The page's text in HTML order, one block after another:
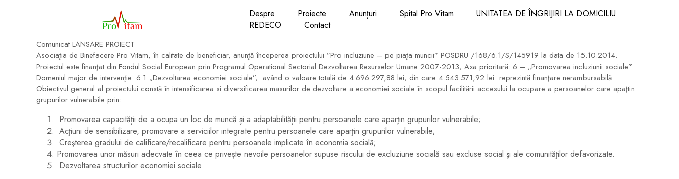
Despre Proiecte Anunțuri Spital Pro Vitam
UNITATEA DE ÎNGRIJIRI LA DOMICILIU
REDECO
Contact
Comunicat LANSARE PROIECT
Asociaţia de Binefacere Pro Vitam, în calitate de beneficiar, anunţă începerea proiectului ”Pro incluziune – pe piaţa muncii” POSDRU /168/6.1/S/145919 la data de 15.10.2014.
Proiectul este finanţat din Fondul Social European prin Programul Operational Sectorial Dezvoltarea Resurselor Umane 2007-2013, Axa prioritară: 6 – „Promovarea incluziunii sociale”
Domeniul major de intervenţie: 6.1 „Dezvoltarea economiei sociale”, având o valoare totală de 4.696.297,88 lei, din care 4.543.571,92 lei reprezintă finanţare nerambursabilă.
Obiectivul general al proiectului constă în intensificarea si diversificarea masurilor de dezvoltare a economiei sociale în scopul facilitării accesului la ocupare a persoanelor care apaţtin
grupurilor vulnerabile prin:
Promovarea capacității de a ocupa un loc de muncă și a adaptabilității pentru persoanele care aparţin grupurilor vulnerabile;
Acţiuni de sensibilizare, promovare a serviciilor integrate pentru persoanele care aparţin grupurilor vulnerabile;
Creşterea gradului de calificare/recalificare pentru persoanele implicate în economia socială;
Promovarea unor măsuri adecvate în ceea ce priveşte nevoile persoanelor supuse riscului de excluziune socială sau excluse social şi ale comunităţilor defavorizate.
Dezvoltarea structurilor economiei sociale